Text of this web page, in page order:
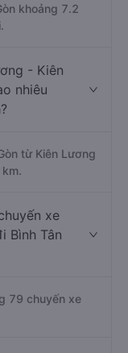
khoảng 7.2
- Kiên
nhiêu
từ Kiên Lương
xe
Bình Tân
79 chuyến xe